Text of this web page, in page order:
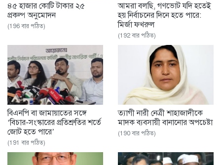
৪৫ হাজার কোটি টাকার ২৫
প্রকল্প অনুমোদন
(196 বার পঠিত)
আমরা বলছি, গণভোট যদি হতেই
হয় নির্বাচনের দিনে হতে পারে:
মির্জা ফখরুল
(192 বার পঠিত)
বিএনপি বা জামায়াতের সঙ্গে
‘বিচার-সংস্কারের প্রতিশ্রুতির শর্তে
জোট হতে পারে’
(191 বার পঠিত)
ত্যাগী নারী নেত্রী শাহাজাদীকে
মাদক ব্যবসায়ী বানানোর অপচেষ্টা
(190 বার পঠিত)